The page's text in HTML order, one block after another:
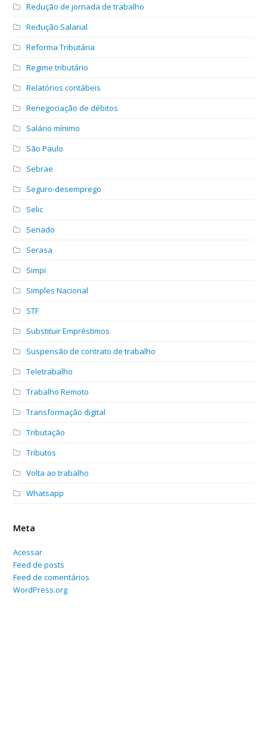
Redução de jornada de trabalho
Redução Salarial
Reforma Tributária
Regime tributário
Relatórios contábeis
Renegociação de débitos
Salário mínimo
São Paulo
Sebrae
Seguro-desemprego
Selic
Senado
Serasa
Simpi
Simples Nacional
STF
Substituir Empréstimos
Suspensão de contrato de trabalho
Teletrabalho
Trabalho Remoto
Transformação digital
Tributação
Tributos
Volta ao trabalho
Whatsapp
Meta
Acessar
Feed de posts
Feed de comentários
WordPress.org